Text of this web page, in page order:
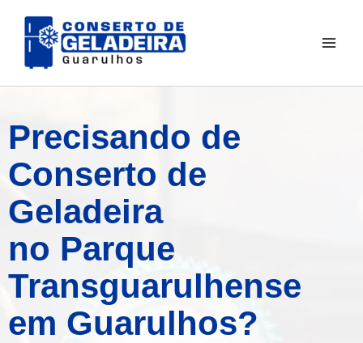
para
Precisando de
Conserto de
Geladeira
no Parque
Transguarulhense
em Guarulhos?